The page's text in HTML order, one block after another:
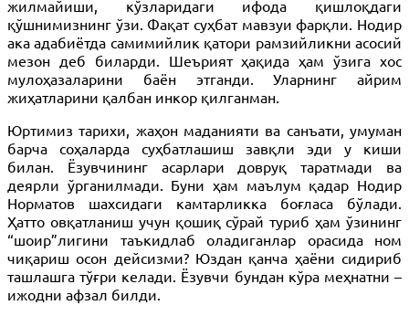
жилмайиши, кўзларидаги ифода қишлоқдаги
қўшнимизнинг ўзи. Фақат суҳбат мавзуи фарқли. Нодир
ака адабиётда самимийлик қатори рамзийликни асосий
мезон деб биларди. Шеърият ҳақида ҳам ўзига хос
мулоҳазаларини баён этганди. Уларнинг айрим
жиҳатларини қалбан инкор қилганман.
Юртимиз тарихи, жаҳон маданияти ва санъати, умуман
барча соҳаларда суҳбатлашиш завқли эди у киши
билан. Ёзувчининг асарлари довруқ таратмади ва
деярли ўрганилмади. Буни ҳам маълум қадар Нодир
Норматов шахсидаги камтарликка боғласа бўлади.
Ҳатто овқатланиш учун қошиқ сўрай туриб ҳам ўзининг
“шоир”лигини таъкидлаб оладиганлар орасида ном
чиқариш осон дейсизми? Юздан қанча ҳаёни сидириб
ташлашга тўғри келади. Ёзувчи бундан кўра меҳнатни –
ижодни афзал билди.